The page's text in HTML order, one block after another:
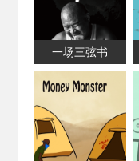
一场三弦书